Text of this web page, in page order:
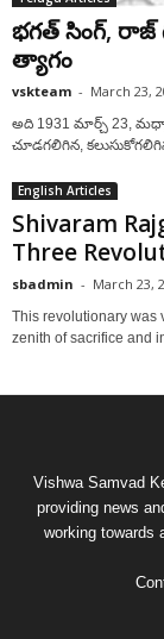
భగత్ సింగ్, రాజ్
త్యాగం
vskteam - March 23,
అది 1931 మార్చ్ 23,
చూడగలిగిన,
English Articles
Shivaram
Three
sbadmin - March 23,
This revolutionary was
zenith of sacrifice and
Vishwa Samvad
providing news
working towards